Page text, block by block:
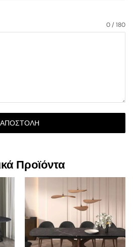
0 / 180
ΑΠΟΣΤΟΛΉ
Προϊόντα